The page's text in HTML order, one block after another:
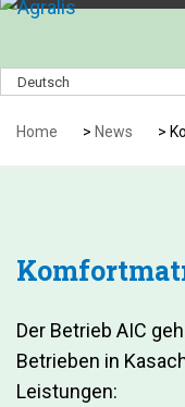
Deutsch
Home > News >
Der Betrieb AIC
Betrieben in
Leistungen: